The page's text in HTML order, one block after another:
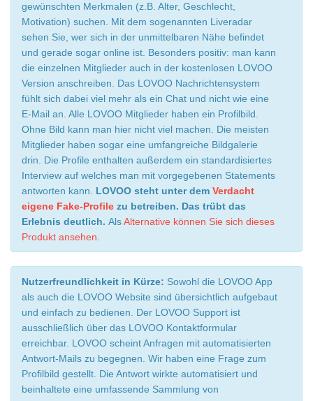
gewünschten Merkmalen (z.B. Alter, Geschlecht,
Motivation) suchen. Mit dem sogenannten Liveradar
sehen Sie, wer sich in der unmittelbaren Nähe befindet
und gerade sogar online ist. Besonders positiv: man kann
die einzelnen Mitglieder auch in der kostenlosen LOVOO
Version anschreiben. Das LOVOO Nachrichtensystem
fühlt sich dabei viel mehr als ein Chat und nicht wie eine
E-Mail an. Alle LOVOO Mitglieder haben ein Profilbild.
Ohne Bild kann man hier nicht viel machen. Die meisten
Mitglieder haben sogar eine umfangreiche Bildgalerie
drin. Die Profile enthalten außerdem ein standardisiertes
Interview auf welches man mit vorgegebenen Statements
antworten kann. LOVOO steht unter dem Verdacht
eigene Fake-Profile zu betreiben. Das trübt das
Erlebnis deutlich. AlsAlternative können Sie sich dieses
Produkt ansehen.
Nutzerfreundlichkeit in Kürze: Sowohl die LOVOO App
als auch die LOVOO Website sind übersichtlich aufgebaut
und einfach zu bedienen. Der LOVOO Support ist
ausschließlich über das LOVOO Kontaktformular
erreichbar. LOVOO scheint Anfragen mit automatisierten
Antwort-Mails zu begegnen. Wir haben eine Frage zum
Profilbild gestellt. Die Antwort wirkte automatisiert und
beinhaltete eine umfassende Sammlung von